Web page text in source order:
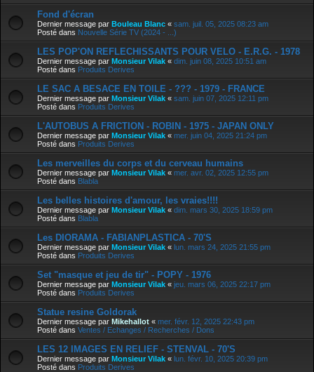
Fond d'écran
Dernier message par Bouleau Blanc « sam. juil. 05, 2025 08:23 am
Posté dans Nouvelle Série TV (2024 - ...)
LES POP'ON REFLECHISSANTS POUR VELO - E.R.G. - 1978
Dernier message par Monsieur Vilak « dim. juin 08, 2025 10:51 am
Posté dans Produits Derives
LE SAC A BESACE EN TOILE - ??? - 1979 - FRANCE
Dernier message par Monsieur Vilak « sam. juin 07, 2025 12:11 pm
Posté dans Produits Derives
L'AUTOBUS A FRICTION - ROBIN - 1975 - JAPAN ONLY
Dernier message par Monsieur Vilak « mer. juin 04, 2025 21:24 pm
Posté dans Produits Derives
Les merveilles du corps et du cerveau humains
Dernier message par Monsieur Vilak « mer. avr. 02, 2025 12:55 pm
Posté dans Blabla
Les belles histoires d'amour, les vraies!!!!
Dernier message par Monsieur Vilak « dim. mars 30, 2025 18:59 pm
Posté dans Blabla
Les DIORAMA - FABIANPLASTICA - 70'S
Dernier message par Monsieur Vilak « lun. mars 24, 2025 21:55 pm
Posté dans Produits Derives
Set "masque et jeu de tir" - POPY - 1976
Dernier message par Monsieur Vilak « jeu. mars 06, 2025 22:17 pm
Posté dans Produits Derives
Statue resine Goldorak
Dernier message par Mikehallot « mer. févr. 12, 2025 22:43 pm
Posté dans Ventes / Echanges / Recherches / Dons
LES 12 IMAGES EN RELIEF - STENVAL - 70'S
Dernier message par Monsieur Vilak « lun. févr. 10, 2025 20:39 pm
Posté dans Produits Derives